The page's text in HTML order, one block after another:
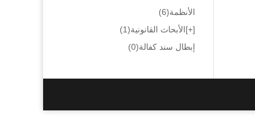
الأنظمة(6)
[+]الأبحاث القانونية(1)
إبطال سند كفالة(0)